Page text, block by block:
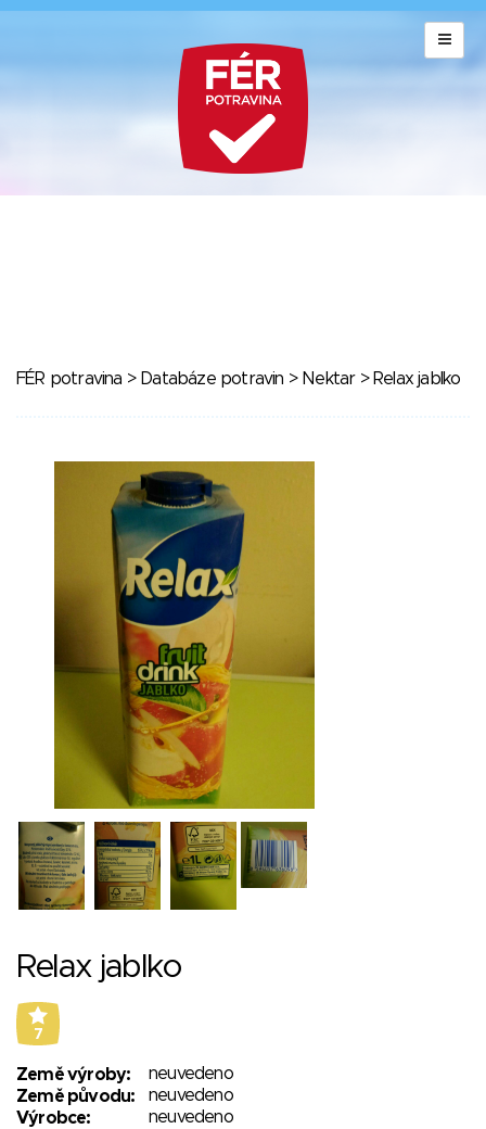
FÉR potravina > Databáze potravin > Nektar> Relax jablko
Relax jablko
7
Země výroby:
neuvedeno
Země původu:
neuvedeno
Výrobce:
neuvedeno